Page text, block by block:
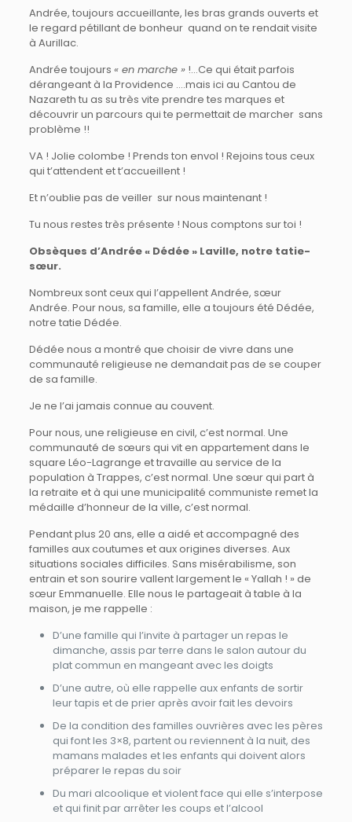
Andrée, toujours accueillante, les bras grands ouverts et
le regard pétillant de bonheur quand on te rendait visite
à Aurillac.
Andrée toujours « en marche »!…Ce qui était parfois
dérangeant à la Providence ….mais ici au Cantou de
Nazareth tu as su très vite prendre tes marques et
découvrir un parcours qui te permettait de marcher sans
problème !!
VA ! Jolie colombe ! Prends ton envol ! Rejoins tous ceux
qui t’attendent et t’accueillent !
Et n’oublie pas de veiller sur nous maintenant !
Tu nous restes très présente ! Nous comptons sur toi !
Obsèques d’Andrée « Dédée » Laville, notre tatie-
sœur.
Nombreux sont ceux qui l’appellent Andrée, sœur
Andrée. Pour nous, sa famille, elle a toujours été Dédée,
notre tatie Dédée.
Dédée nous a montré que choisir de vivre dans une
communauté religieuse ne demandait pas de se couper
de sa famille.
Je ne l’ai jamais connue au couvent.
Pour nous, une religieuse en civil, c’est normal. Une
communauté de sœurs qui vit en appartement dans le
square Léo-Lagrange et travaille au service de la
population à Trappes, c’est normal. Une sœur qui part à
la retraite et à qui une municipalité communiste remet la
médaille d’honneur de la ville, c’est normal.
Pendant plus 20 ans, elle a aidé et accompagné des
familles aux coutumes et aux origines diverses. Aux
situations sociales difficiles. Sans misérabilisme, son
entrain et son sourire vallent largement le « Yallah ! » de
sœur Emmanuelle. Elle nous le partageait à table à la
maison, je me rappelle :
D’une famille qui l’invite à partager un repas le
dimanche, assis par terre dans le salon autour du
plat commun en mangeant avec les doigts
D’une autre, où elle rappelle aux enfants de sortir
leur tapis et de prier après avoir fait les devoirs
De la condition des familles ouvrières avec les pères
qui font les 3×8, partent ou reviennent à la nuit, des
mamans malades et les enfants qui doivent alors
préparer le repas du soir
Du mari alcoolique et violent face qui elle s’interpose
et qui finit par arrêter les coups et l’alcool